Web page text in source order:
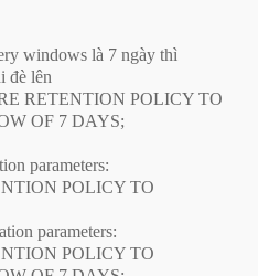
windows là 7 ngày thì
đè lên
RETENTION POLICY TO
OF 7 DAYS;
parameters:
POLICY TO
parameters:
POLICY TO